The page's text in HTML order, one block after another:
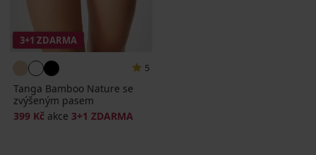
3+1 ZDARMA
5
Tanga Bamboo Nature se
zvýšeným pasem
399 Kč akce 3+1 ZDARMA